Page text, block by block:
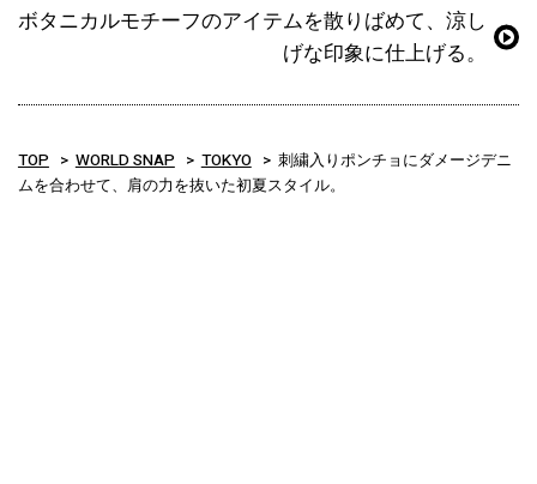
ボタニカルモチーフのアイテムを散りばめて、涼し
げな印象に仕上げる。
TOP WORLD SNAP TOKYO
刺繍入りポンチョにダメージデニ
ムを合わせて、肩の力を抜いた初夏スタイル。